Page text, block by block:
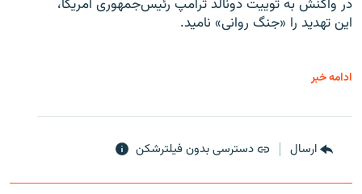
در واکنش به توییت دونالد ترامپ رئیس‌جمهوری آمریکا،
این تهدید را «جنگ روانی» نامید.
ادامه خبر
ارسال دسترسی بدون فیلترشکن